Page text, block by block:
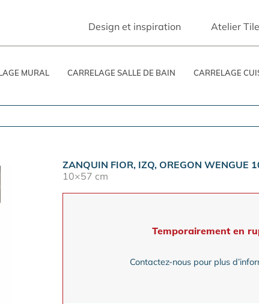
Design et inspiration Atelier
MURAL CARRELAGE SALLE DE BAIN CARRELAGE
ZANQUIN FIOR, IZQ, OREGON WENGUE
10×57 cm
Temporairement en
Contactez-nous pour plus